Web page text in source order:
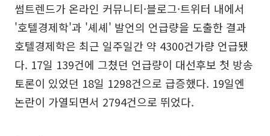
썸트렌드가 온라인 커뮤니티·블로그·트위터 내에서
'호텔경제학'과 '셰셰' 발언의 언급량을 도출한 결과
호텔경제학은 최근 일주일간 약 4300건가량 언급됐
다. 17일 139건에 그쳤던 언급량이 대선후보 첫 방송
토론이 있었던 18일 1298건으로 급증했다. 19일엔
논란이 가열되면서 2794건으로 뛰었다.